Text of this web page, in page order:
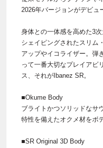
2026年バージョンがデビュ
身体との一体感を高めた3
シェイピングされたスリム
アップやイコライザー。弾
って一番大切なプレイアビ
ス、それがIbanez SR。
■Okume Body
ブライトかつソリッドなサ
特性を備えたオクメ材をボ
■SR Original 3D Body